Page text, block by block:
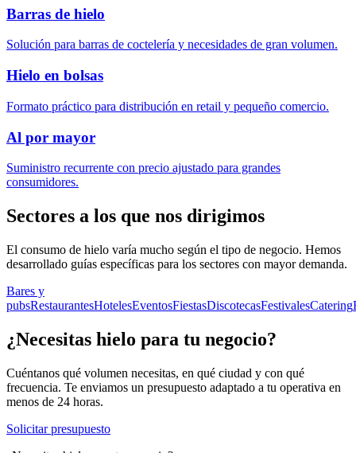
Barras de hielo
Solución para barras de coctelería y necesidades de gran volumen.
Hielo en bolsas
Formato práctico para distribución en retail y pequeño comercio.
Al por mayor
Suministro recurrente con precio ajustado para grandes
consumidores.
Sectores a los que nos dirigimos
El consumo de hielo varía mucho según el tipo de negocio. Hemos
desarrollado guías específicas para los sectores con mayor demanda.
Bares y
pubsRestaurantesHotelesEventosFiestasDiscotecasFestivalesCatering
¿Necesitas hielo para tu negocio?
Cuéntanos qué volumen necesitas, en qué ciudad y con qué
frecuencia. Te enviamos un presupuesto adaptado a tu operativa en
menos de 24 horas.
Solicitar presupuesto